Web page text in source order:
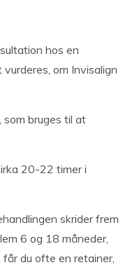
hos en
om Invisalign
bruges til at
20-22 timer i
skrider frem
6 og 18 måneder,
du ofte en retainer,